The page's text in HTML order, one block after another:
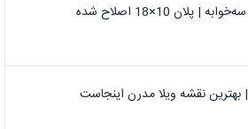
10×18 اصلاح شده
بهترین نقشه ویلا مدرن اینجاست